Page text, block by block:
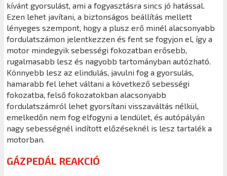
kívánt gyorsulást, ami a fogyasztásra sincs jó hatással.
Ezen lehet javítani, a biztonságos beállítás mellett
lényeges szempont, hogy a plusz erő minél alacsonyabb
fordulatszámon jelentkezzen és fent se fogyjon el, így a
motor mindegyik sebességi fokozatban erősebb,
rugalmasabb lesz és nagyobb tartományban autózható.
Könnyebb lesz az elindulás, javulni fog a gyorsulás,
hamarabb fel lehet váltani a következő sebességi
fokozatba, felső fokozatokban alacsonyabb
fordulatszámról lehet gyorsítani visszaváltás nélkül,
emelkedőn nem fog elfogyni a lendület, és autópályán
nagy sebességnél indított előzéseknél is lesz tartalék a
motorban.
GÁZPEDÁL REAKCIÓ